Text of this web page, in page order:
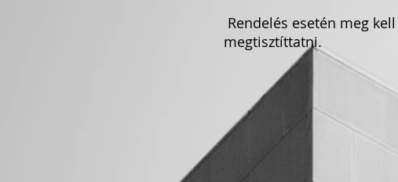
Rendelés esetén meg
megtisztíttatni.